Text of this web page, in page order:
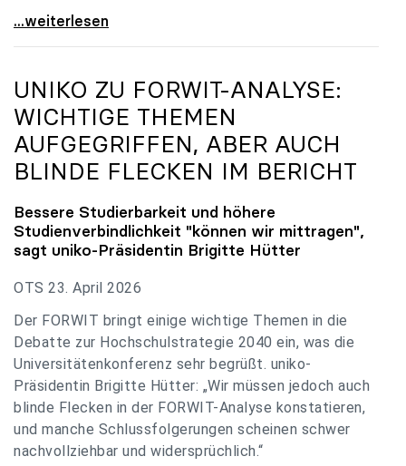
uniko zu Budgetverhandlungen: Universitäten sind
...weiterlesen
UNIKO ZU FORWIT-ANALYSE:
WICHTIGE THEMEN
AUFGEGRIFFEN, ABER AUCH
BLINDE FLECKEN IM BERICHT
Bessere Studierbarkeit und höhere
Studienverbindlichkeit "können wir mittragen",
sagt uniko-Präsidentin Brigitte Hütter
OTS 23. April 2026
Der FORWIT bringt einige wichtige Themen in die
Debatte zur Hochschulstrategie 2040 ein, was die
Universitätenkonferenz sehr begrüßt. uniko-
Präsidentin Brigitte Hütter: „Wir müssen jedoch auch
blinde Flecken in der FORWIT-Analyse konstatieren,
und manche Schlussfolgerungen scheinen schwer
nachvollziehbar und widersprüchlich.“